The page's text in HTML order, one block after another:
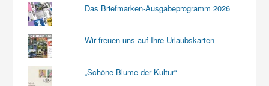
Das Briefmarken-Ausgabeprogramm 2026
Wir freuen uns auf Ihre Urlaubskarten
„Schöne Blume der Kultur“